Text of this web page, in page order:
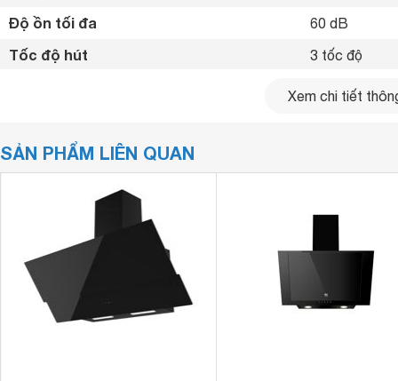
Độ ồn tối đa 60 dB
Tốc độ hút 3 tốc độ
Khử mùi
Bảng điều khiển
Xem chi tiết
SẢN PHẨM LIÊN QUAN